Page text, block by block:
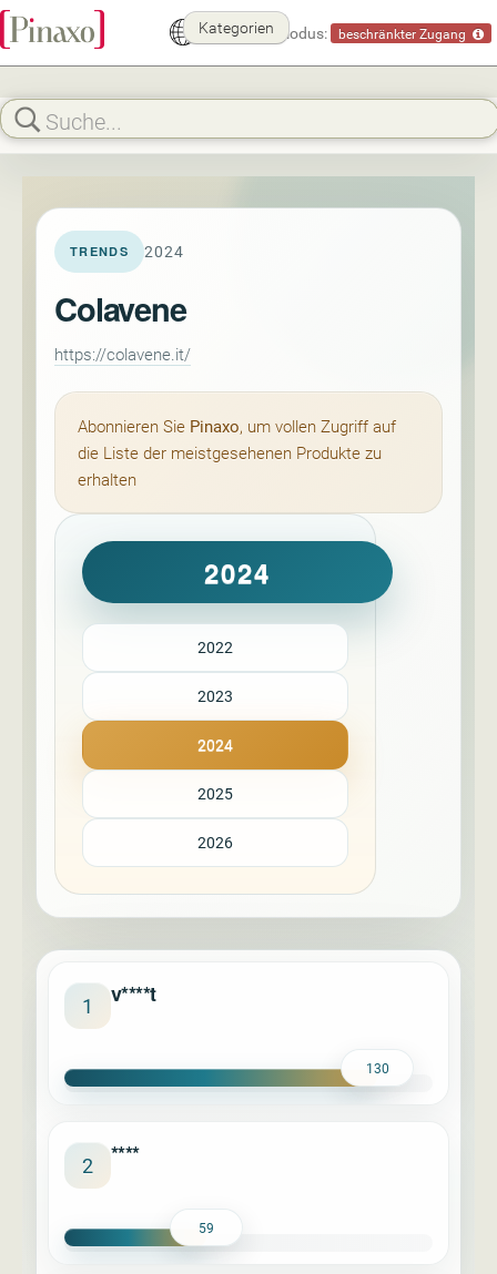
Demomodus: beschränkter Zugang
Kategorien
TRENDS 2024
Colavene
https://colavene.it/
Abonnieren Sie Pinaxo, um vollen Zugriff auf
die Liste der meistgesehenen Produkte zu
erhalten
2024
2022
2023
2024
2025
2026
1 v****t
130
2 ****
59